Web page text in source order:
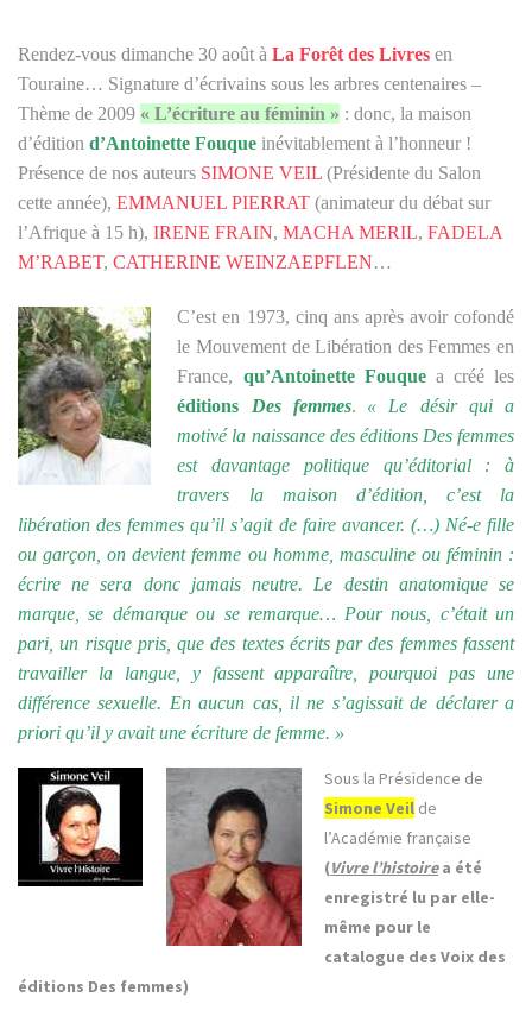
Rendez-vous dimanche 30 août à La Forêt des Livres en
Touraine… Signature d’écrivains sous les arbres centenaires –
Thème de 2009 « L’écriture au féminin » : donc, la maison
d’édition d’Antoinette Fouque inévitablement à l’honneur !
Présence de nos auteurs SIMONE VEIL (Présidente du Salon
cette année), EMMANUEL PIERRAT (animateur du débat sur
l’Afrique à 15 h), IRENE FRAIN, MACHA MERIL, FADELA
M’RABET, CATHERINE WEINZAEPFLEN…
C’est en 1973, cinq ans après avoir cofondé
le Mouvement de Libération des Femmes en
France, qu’Antoinette Fouquea créé les
éditions Des femmes.
« Le désir qui a
motivé la naissance des éditions Des femmes
est davantage politique qu’éditorial : à
travers la maison d’édition, c’est la
libération des femmes qu’il s’agit de faire avancer. (…) Né-e fille
ou garçon, on devient femme ou homme, masculine ou féminin :
écrire ne sera donc jamais neutre. Le destin anatomique se
marque, se démarque ou se remarque… Pour nous, c’était un
pari, un risque pris, que des textes écrits par des femmes fassent
travailler la langue, y fassent apparaître, pourquoi pas une
différence sexuelle. En aucun cas, il ne s’agissait de déclarer a
priori qu’il y avait une écriture de femme. »
Sous la Présidence de
Simone Veil de
l’Académie française
(Vivre l’histoirea été
enregistré lu par elle-
même pour le
catalogue des Voix des
éditions Des femmes)